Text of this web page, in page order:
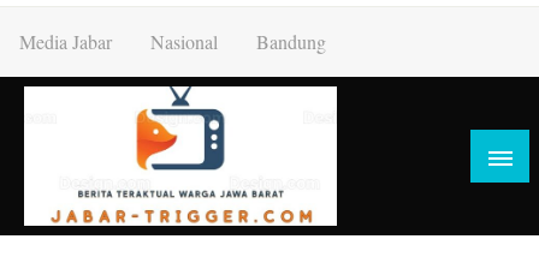
content
Media Jabar Nasional Bandung